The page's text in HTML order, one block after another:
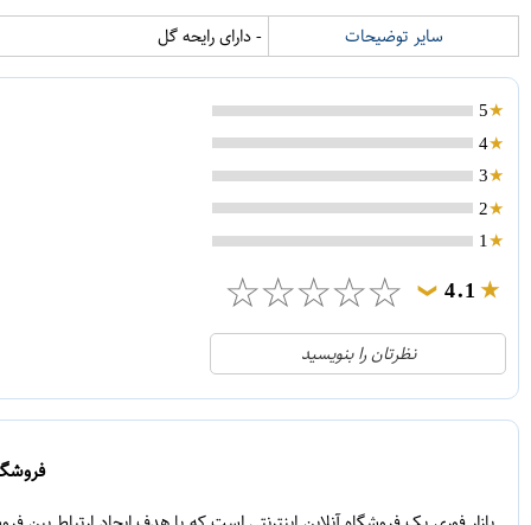
سایر توضیحات - دارای رایحه گل
5
4
3
2
1
4.1
❯
☆
☆
☆
☆
☆
21
3
1
1
5
نظرتان را بنویسید